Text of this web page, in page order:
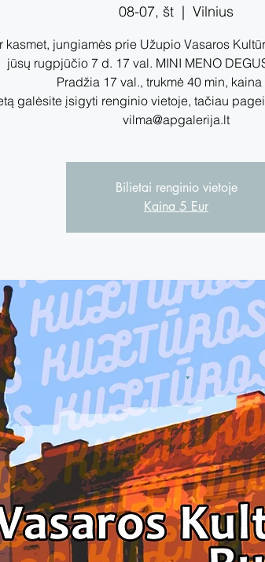
08-07, št
  |
Vilnius
kasmet, jungiamės prie Užupio Vasaros
jūsų rugpjūčio 7 d. 17 val. MINI MENO
Pradžia 17 val., trukmė 40 min, kaina
galėsite įsigyti renginio vietoje, tačiau
vilma@apgalerija.lt
Bilietai renginio vietoje
Kaina 5 Eur